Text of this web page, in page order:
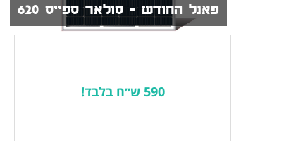
פאנל החודש - סולאר ספייס 620
590 ש״ח בלבד!